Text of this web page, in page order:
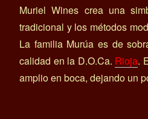
Muriel Wines crea una
tradicional y los métodos
La familia Murúa es de
calidad en la D.O.Ca. Rioja.
amplio en boca, dejando un